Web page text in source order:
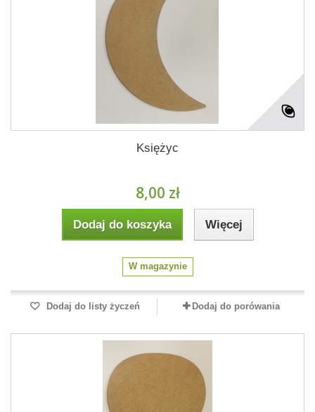
Księżyc
8,00 zł
Dodaj do koszyka Więcej
W magazynie
Dodaj do listy życzeń Dodaj do porówania